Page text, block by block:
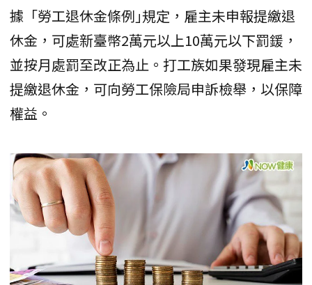
據「勞工退休金條例｣規定，雇主未申報提繳退
休金，可處新臺幣2萬元以上10萬元以下罰鍰，
並按月處罰至改正為止。打工族如果發現雇主未
提繳退休金，可向勞工保險局申訴檢舉，以保障
權益。